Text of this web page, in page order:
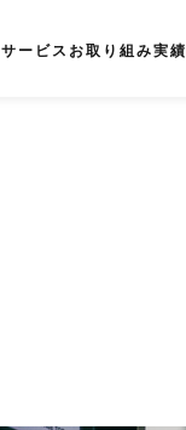
サービス お取り組み実績